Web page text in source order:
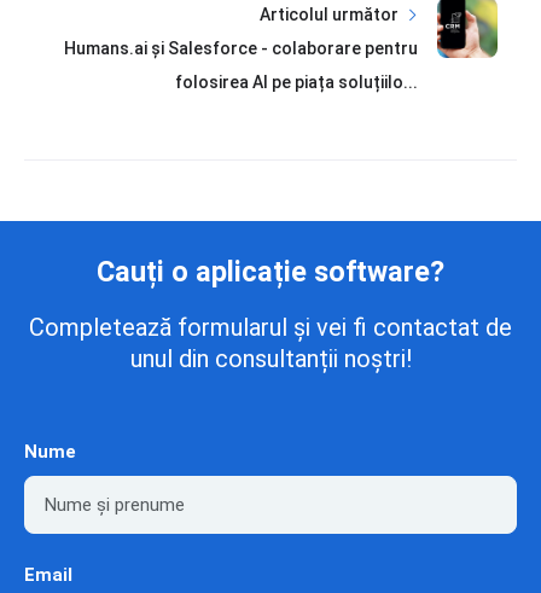
Articolul următor
Humans.ai și Salesforce - colaborare pentru
folosirea AI pe piața soluțiilo...
Cauți o aplicație software?
Completează formularul și vei fi contactat de
unul din consultanții noștri!
Nume
Email